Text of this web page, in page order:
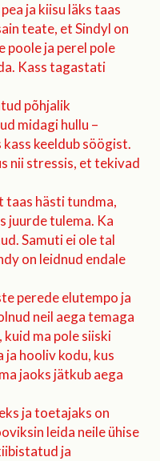
ja kiisu läks taas
teate, et Sindyl on
poole ja perel pole
Kass tagastati
põhjalik
midagi hullu –
keeldub söögist.
nii stressis, et tekivad
taas hästi tundma,
juurde tulema. Ka
Samuti ei ole tal
on leidnud endale
perede elutempo ja
neil aega temaga
ma pole siiski
hooliv kodu, kus
jaoks jätkub aega
ja toetajaks on
leida neile ühise
ja